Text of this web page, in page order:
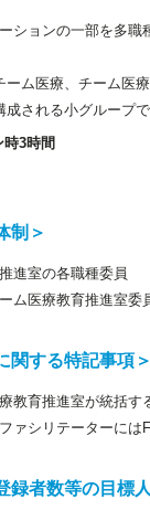
ションの一部を多
ム医療、チーム医
される小グループ
時3時間
制＞
進室の各職種委員
ム医療教育推進室委
関する特記事項
教育推進室が統括
ァシリテーターに
録者数等の目標